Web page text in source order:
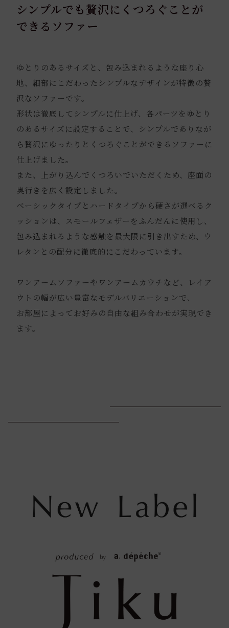
シンプルでも贅沢にくつろぐことが
できるソファー
ゆとりのあるサイズと、包み込まれるような座り心
地、細部にこだわったシンプルなデザインが特徴の贅
沢なソファーです。
形状は徹底してシンプルに仕上げ、各パーツをゆとり
のあるサイズに設定することで、シンプルでありなが
ら贅沢にゆったりとくつろぐことができるソファーに
仕上げました。
また、上がり込んでくつろいでいただくため、座面の
奥行きを広く設定しました。
ベーシックタイプとハードタイプから硬さが選べるク
ッションは、スモールフェザーをふんだんに使用し、
包み込まれるような感触を最大限に引き出すため、ウ
レタンとの配分に徹底的にこだわっています。
ワンアームソファーやワンアームカウチなど、レイア
ウトの幅が広い豊富なモデルバリエーションで、
お部屋によってお好みの自由な組み合わせが実現でき
ます。